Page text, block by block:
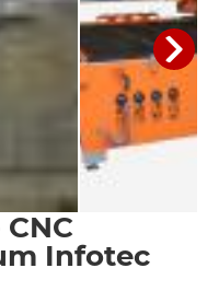
Infotec